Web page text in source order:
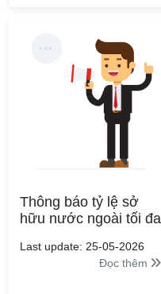
Thông báo tỷ lệ sở
hữu nước ngoài tối đa
Last update: 25-05-2026
Đọc thêm